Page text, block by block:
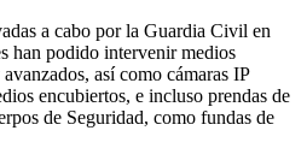
a cabo por la Guardia Civil en
han podido intervenir medios
así como cámaras IP
encubiertos, e incluso prendas de
de Seguridad, como fundas de